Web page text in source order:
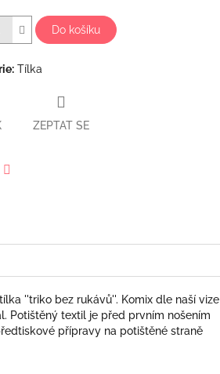
Do košíku
: Tílka
ZEPTAT SE
''triko bez rukávů''. Komix dle naší vize
Potištěný textil je před prvním nošením
přípravy na potištěné straně